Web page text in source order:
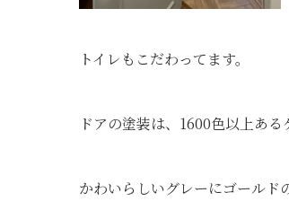
トイレもこだわってます。
ドアの塗装は、1600色以上ある
かわいらしいグレーにゴールド